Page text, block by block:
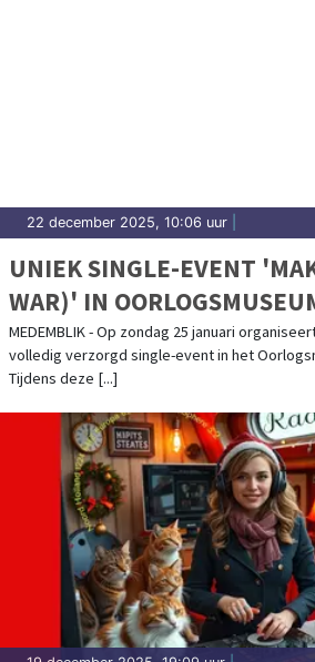
22 december 2025, 10:06 uur
UNIEK SINGLE-EVENT
WAR)' IN
MEDEMBLIK - Op zondag 25 januari
volledig verzorgd single-event in het
Tijdens deze [...]